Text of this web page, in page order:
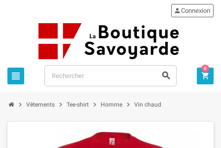
 
Connexion

0
 Vêtements  Tee-shirt  Homme  Vin chaud